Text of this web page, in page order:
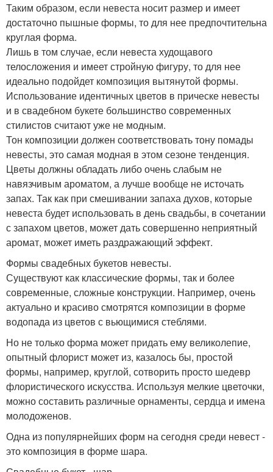
Таким образом, если невеста носит размер и имеет
достаточно пышные формы, то для нее предпочтительна
круглая форма.
Лишь в том случае, если невеста худощавого
телосложения и имеет стройную фигуру, то для нее
идеально подойдет композиция вытянутой формы.
Использование идентичных цветов в прическе невесты
и в свадебном букете большинство современных
стилистов считают уже не модным.
Тон композиции должен соответствовать тону помады
невесты, это самая модная в этом сезоне тенденция.
Цветы должны обладать либо очень слабым не
навязчивым ароматом, а лучше вообще не источать
запах. Так как при смешивании запаха духов, которые
невеста будет использовать в день свадьбы, в сочетании
с запахом цветов, может дать совершенно неприятный
аромат, может иметь раздражающий эффект.
Формы свадебных букетов невесты.
Существуют как классические формы, так и более
современные, сложные конструкции. Например, очень
актуально и красиво смотрятся композиции в форме
водопада из цветов с вьющимися стеблями.
Но не только форма может придать ему великолепие,
опытный флорист может из, казалось бы, простой
формы, например, круглой, сотворить просто шедевр
флористического искусства. Используя мелкие цветочки,
можно составить различные орнаменты, сердца и имена
молодоженов.
Одна из популярнейших форм на сегодня среди невест -
это композиция в форме шара.